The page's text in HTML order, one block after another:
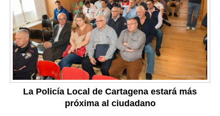
La Policía Local de Cartagena estará más
próxima al ciudadano